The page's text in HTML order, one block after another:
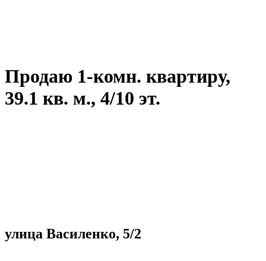
Продаю 1-комн. квартиру,
39.1 кв. м., 4/10 эт.
улица Василенко, 5/2